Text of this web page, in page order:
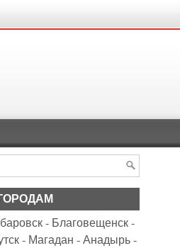
- Благовещенск-
- Магадан -Анадырь-